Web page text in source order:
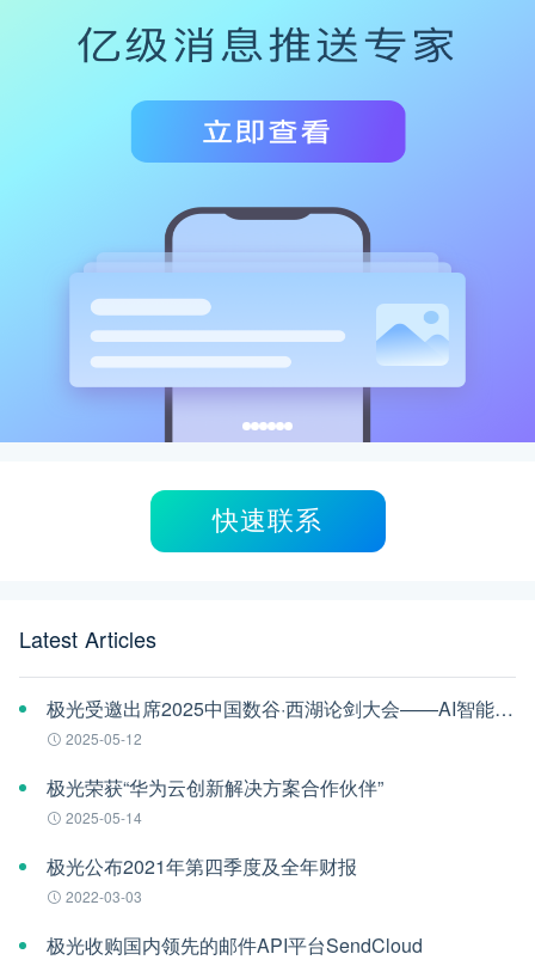
快速联系
Latest Articles
极光受邀出席2025中国数谷·西湖论剑大会——AI智能体应用与安全治理论坛
2025-05-12
极光荣获“华为云创新解决方案合作伙伴”
2025-05-14
极光公布2021年第四季度及全年财报
2022-03-03
极光收购国内领先的邮件API平台SendCloud